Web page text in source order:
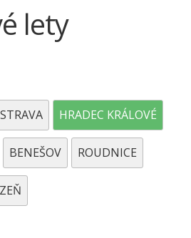
lety
HRADEC KRÁLOVÉ
BENEŠOV ROUDNICE